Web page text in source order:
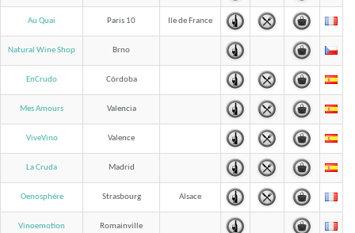
Au Quai Paris 10 Ile de France
Natural Wine Shop Brno
EnCrudo Córdoba
Mes Amours Valencia
ViveVino Valence
La Cruda Madrid
Oenosphére Strasbourg Alsace
Vinoemotion Romainville